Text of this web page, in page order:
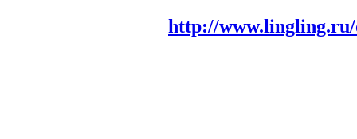
http://www.lingling.ru/